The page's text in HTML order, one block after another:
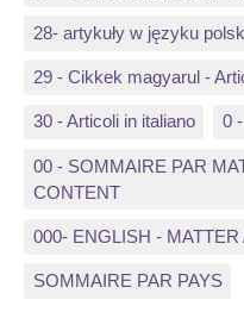
28- artykuły w języku
29 - Cikkek magyarul -
30 - Articoli in italiano 0
00 - SOMMAIRE PAR
CONTENT
000- ENGLISH -
SOMMAIRE PAR PAYS